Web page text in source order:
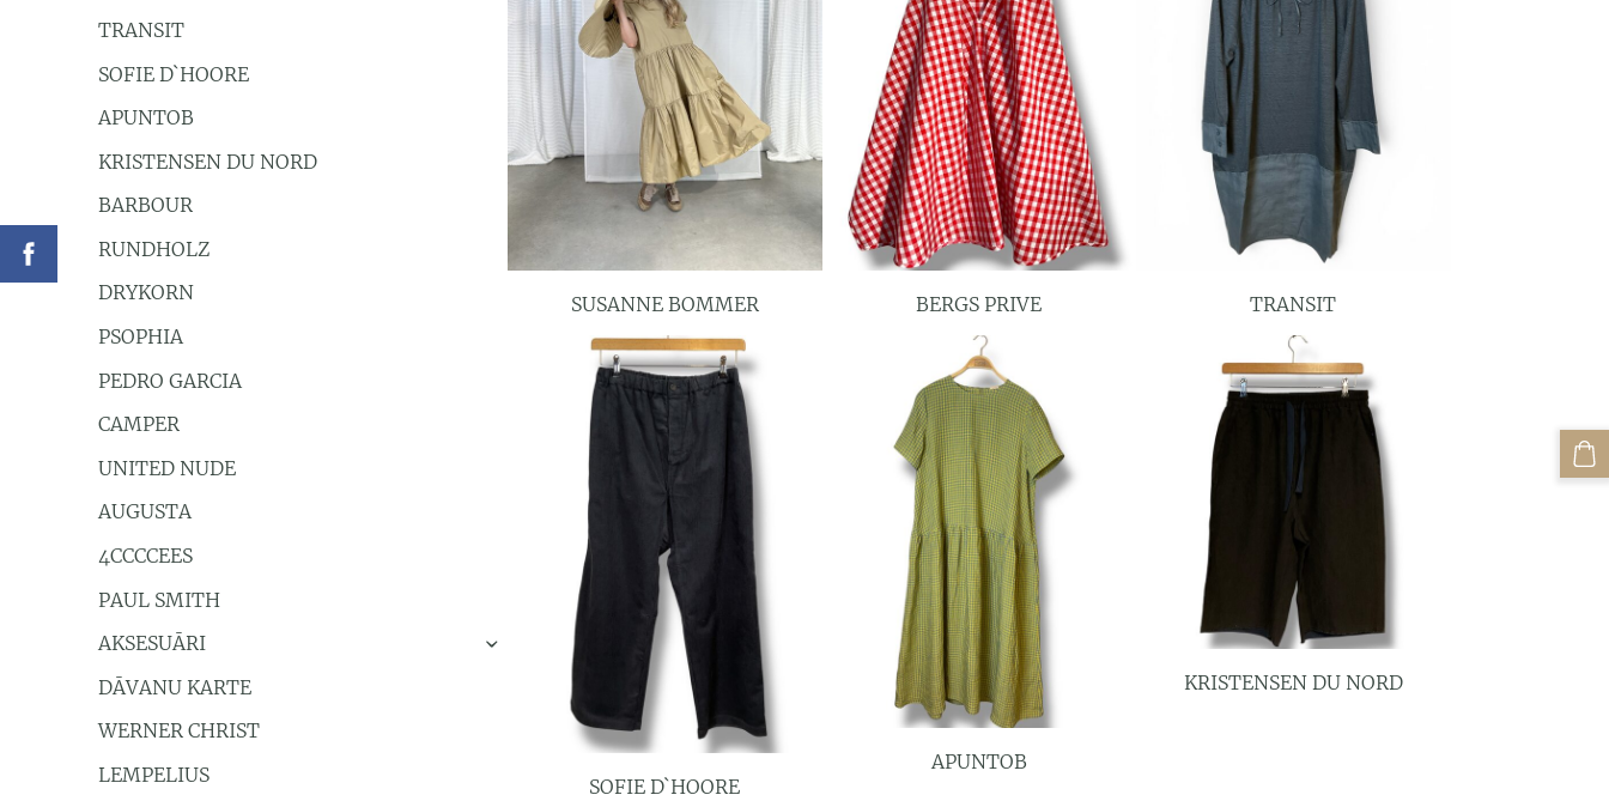
TRANSIT
SOFIE D`HOORE
APUNTOB
KRISTENSEN DU NORD
BARBOUR
RUNDHOLZ
DRYKORN
PSOPHIA
PEDRO GARCIA
CAMPER
UNITED NUDE
AUGUSTA
4CCCCEES
PAUL SMITH
AKSESUĀRI
›
DĀVANU KARTE
WERNER CHRIST
LEMPELIUS
SUSANNE BOMMER BERGS PRIVE TRANSIT
SOFIE D`HOORE
APUNTOB
KRISTENSEN DU NORD